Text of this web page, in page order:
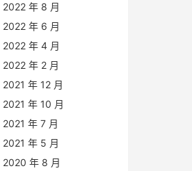
2022 年 8 月
2022 年 6 月
2022 年 4 月
2022 年 2 月
2021 年 12 月
2021 年 10 月
2021 年 7 月
2021 年 5 月
2020 年 8 月